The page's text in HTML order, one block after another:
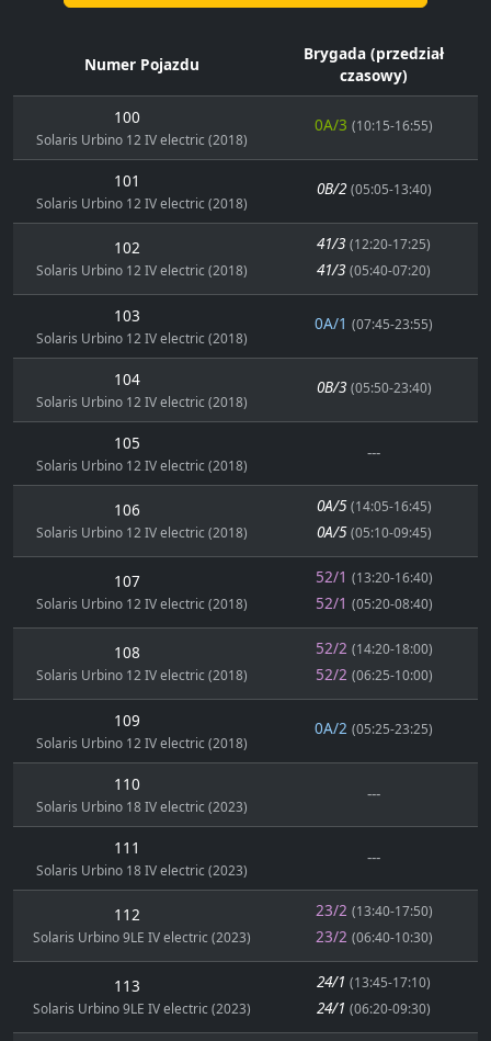
Numer Pojazdu
Brygada (przedział
czasowy)
100
Solaris Urbino 12 IV electric (2018)
0A/3 (10:15-16:55)
101
Solaris Urbino 12 IV electric (2018)
0B/2 (05:05-13:40)
102
Solaris Urbino 12 IV electric (2018)
41/3 (12:20-17:25)
41/3 (05:40-07:20)
103
Solaris Urbino 12 IV electric (2018)
0A/1 (07:45-23:55)
104
Solaris Urbino 12 IV electric (2018)
0B/3 (05:50-23:40)
105
Solaris Urbino 12 IV electric (2018)
---
106
Solaris Urbino 12 IV electric (2018)
0A/5 (14:05-16:45)
0A/5 (05:10-09:45)
107
Solaris Urbino 12 IV electric (2018)
52/1 (13:20-16:40)
52/1 (05:20-08:40)
108
Solaris Urbino 12 IV electric (2018)
52/2 (14:20-18:00)
52/2 (06:25-10:00)
109
Solaris Urbino 12 IV electric (2018)
0A/2 (05:25-23:25)
110
Solaris Urbino 18 IV electric (2023)
---
111
Solaris Urbino 18 IV electric (2023)
---
112
Solaris Urbino 9LE IV electric (2023)
23/2 (13:40-17:50)
23/2 (06:40-10:30)
113
Solaris Urbino 9LE IV electric (2023)
24/1 (13:45-17:10)
24/1 (06:20-09:30)